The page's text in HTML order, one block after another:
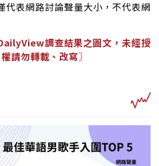
代表網路討論聲量大小，不代表網
調查結果之圖文，未經授
權請勿轉載、改寫〗